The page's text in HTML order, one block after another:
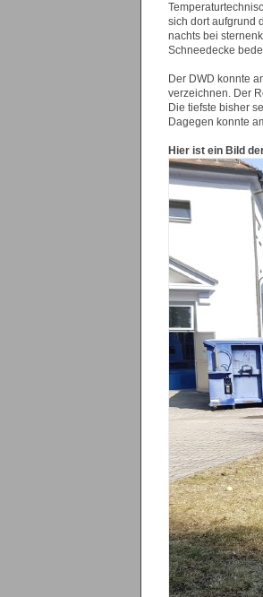
sich dort aufgrund
nachts bei
Schneedecke
Der DWD konnte
verzeichnen. Der
Die tiefste bisher
Dagegen konnte
Hier ist ein Bild